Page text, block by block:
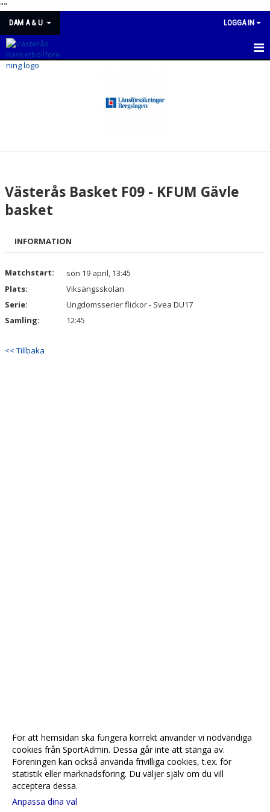
""
DAM A & U LOGGA IN
DAM A & U
BILDGALLERI
KONTAKT
Västerås Basket F09 - KFUM Gävle
basket
INFORMATION
Matchstart:
sön 19 april, 13:45
Plats:
Viksängsskolan
Serie:
Ungdomsserier flickor - Svea DU17
Samling:
12:45
<< Tillbaka
För att hemsidan ska fungera korrekt använder vi nödvändiga
cookies från SportAdmin. Dessa går inte att stänga av.
Föreningen kan också använda frivilliga cookies, t.ex. för
statistik eller marknadsföring. Du väljer själv om du vill
acceptera dessa.
Anpassa dina val